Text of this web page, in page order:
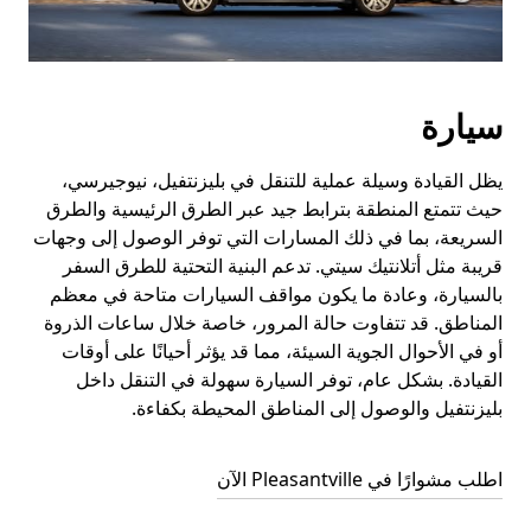
سيارة
يظل القيادة وسيلة عملية للتنقل في بليزنتفيل، نيوجيرسي،
حيث تتمتع المنطقة بترابط جيد عبر الطرق الرئيسية والطرق
السريعة، بما في ذلك المسارات التي توفر الوصول إلى وجهات
قريبة مثل أتلانتيك سيتي. تدعم البنية التحتية للطرق السفر
بالسيارة، وعادة ما يكون مواقف السيارات متاحة في معظم
المناطق. قد تتفاوت حالة المرور، خاصة خلال ساعات الذروة
أو في الأحوال الجوية السيئة، مما قد يؤثر أحيانًا على أوقات
القيادة. بشكل عام، توفر السيارة سهولة في التنقل داخل
بليزنتفيل والوصول إلى المناطق المحيطة بكفاءة.
اطلب مشوارًا في Pleasantville الآن